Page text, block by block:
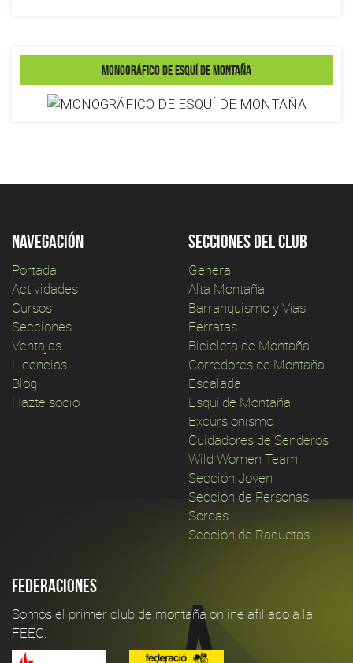
MONOGRÁFICO DE ESQUÍ DE MONTAÑA
Navegación
Portada
Actividades
Cursos
Secciones
Ventajas
Licencias
Blog
Hazte socio
Secciones del club
General
Alta Montaña
Barranquismo y Vías
Ferratas
Bicicleta de Montaña
Corredores de Montaña
Escalada
Esquí de Montaña
Excursionismo
Cuidadores de Senderos
Wild Women Team
Sección Joven
Sección de Personas
Sordas
Sección de Raquetas
Federaciones
Somos el primer club de montaña online afiliado a la
FEEC.